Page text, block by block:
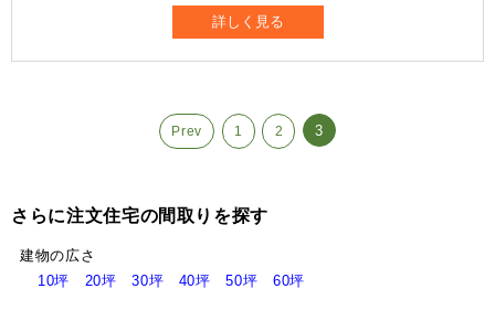
詳しく見る
Prev 1 2 3
さらに注文住宅の間取りを探す
建物の広さ
10坪 20坪30坪 40坪50坪60坪